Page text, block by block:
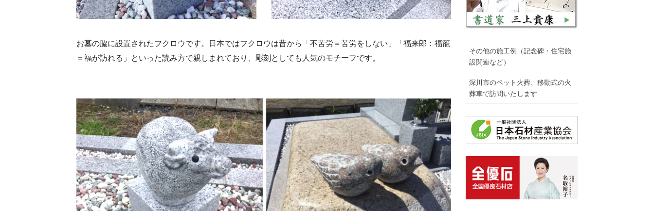
お墓の脇に設置されたフクロウです。日本ではフクロウは昔から「不苦労＝苦労をしない」「福来郎：福籠
＝福が訪れる」といった読み方で親しまれており、彫刻としても人気のモチーフです。
その他の施工例（記念碑・住宅施
設関連など）
深川市のペット火葬、移動式の火
葬車で訪問いたします